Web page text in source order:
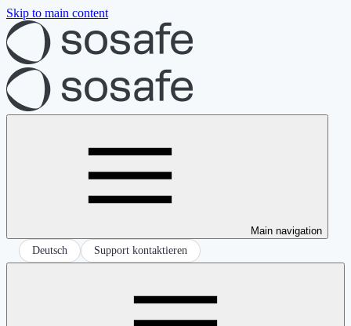
Skip to main content
Main navigation
Deutsch
Support kontaktieren